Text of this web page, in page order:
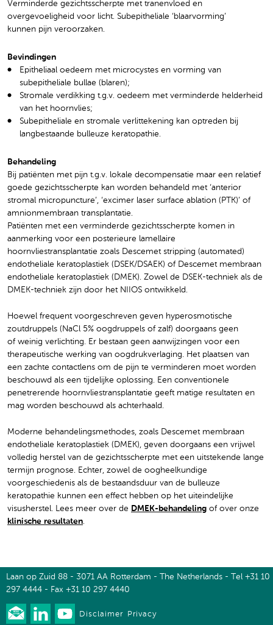
Verminderde gezichtsscherpte met tranenvloed en
overgevoeligheid voor licht. Subepitheliale ‘blaarvorming’
kunnen pijn veroorzaken.
Bevindingen
Epitheliaal oedeem met microcystes en vorming van
subepitheliale bullae (blaren);
Stromale verdikking t.g.v. oedeem met verminderde helderheid
van het hoornvlies;
Subepitheliale en stromale verlittekening kan optreden bij
langbestaande bulleuze keratopathie.
Behandeling
Bij patiënten met pijn t.g.v. lokale decompensatie maar een relatief
goede gezichtsscherpte kan worden behandeld met ‘anterior
stromal micropuncture’, ‘excimer laser surface ablation (PTK)’ of
amnionmembraan transplantatie.
Patiënten met een verminderde gezichtsscherpte komen in
aanmerking voor een posterieure lamellaire
hoornvliestransplantatie zoals Descemet stripping (automated)
endotheliale keratoplastiek (DSEK/DSAEK) of Descemet membraan
endotheliale keratoplastiek (DMEK). Zowel de DSEK-techniek als de
DMEK-techniek zijn door het NIIOS ontwikkeld.
Hoewel frequent voorgeschreven geven hyperosmotische
zoutdruppels (NaCl 5% oogdruppels of zalf) doorgaans geen
of weinig verlichting. Er bestaan geen aanwijzingen voor een
therapeutische werking van oogdrukverlaging. Het plaatsen van
een zachte contactlens om de pijn te verminderen moet worden
beschouwd als een tijdelijke oplossing. Een conventionele
penetrerende hoornvliestransplantatie geeft matige resultaten en
mag worden beschouwd als achterhaald.
Moderne behandelingsmethodes, zoals Descemet membraan
endotheliale keratoplastiek (DMEK), geven doorgaans een vrijwel
volledig herstel van de gezichtsscherpte met een uitstekende lange
termijn prognose. Echter, zowel de oogheelkundige
voorgeschiedenis als de bestaandsduur van de bulleuze
keratopathie kunnen een effect hebben op het uiteindelijke
visusherstel. Lees meer over de DMEK-behandeling of over onze
klinische resultaten
Laan op Zuid 88 - 3071 AA Rotterdam - The Netherlands - Tel +31 10
297 4444 - Fax +31 10 297 4440
Disclaimer Privacy